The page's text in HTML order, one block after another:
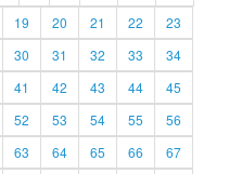
19 20 21 22
23
30 31 32 33
34
41 42 43 44
45
52 53 54 55
56
63 64 65 66
67